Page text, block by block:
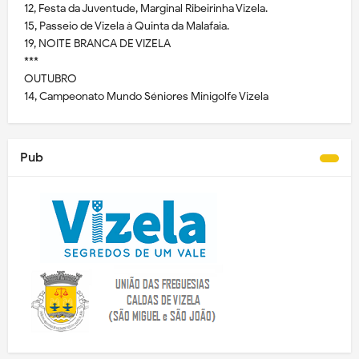
12, Festa da Juventude, Marginal Ribeirinha Vizela.
15, Passeio de Vizela à Quinta da Malafaia.
19, NOITE BRANCA DE VIZELA
***
OUTUBRO
14, Campeonato Mundo Séniores Minigolfe Vizela
Pub